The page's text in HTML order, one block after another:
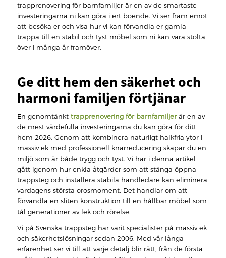
trapprenovering för barnfamiljer är en av de smartaste
investeringarna ni kan göra i ert boende. Vi ser fram emot
att besöka er och visa hur vi kan förvandla er gamla
trappa till en stabil och tyst möbel som ni kan vara stolta
över i många år framöver.
Ge ditt hem den säkerhet och
harmoni familjen förtjänar
En genomtänkt trapprenovering för barnfamiljerär en av
de mest värdefulla investeringarna du kan göra för ditt
hem 2026. Genom att kombinera naturligt halkfria ytor i
massiv ek med professionell knarreducering skapar du en
miljö som är både trygg och tyst. Vi har i denna artikel
gått igenom hur enkla åtgärder som att stänga öppna
trappsteg och installera stabila handledare kan eliminera
vardagens största orosmoment. Det handlar om att
förvandla en sliten konstruktion till en hållbar möbel som
tål generationer av lek och rörelse.
Vi på Svenska trappsteg har varit specialister på massiv ek
och säkerhetslösningar sedan 2006. Med vår långa
erfarenhet ser vi till att varje detalj blir rätt, från de första